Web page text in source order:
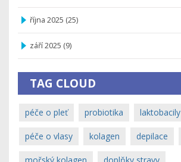
října 2025 (25)
září 2025 (9)
TAG CLOUD
péče o pleť probiotika laktobacily
péče o vlasy kolagen depilace
mořský kolagen doplňky stravy